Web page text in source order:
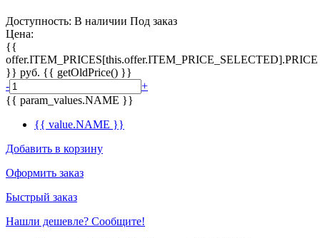
Доступность: В наличии Под заказ
Цена:
{{
offer.ITEM_PRICES[this.offer.ITEM_PRICE_SELECTED].PRICE
}} руб. {{ getOldPrice() }}
-
+
{{ param_values.NAME }}
{{ value.NAME }}
Добавить в корзину
Оформить заказ
Быстрый заказ
Нашли дешевле? Сообщите!